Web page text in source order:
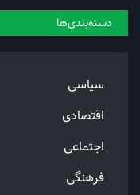
دسته‌بندی‌ها
سیاسی
اقتصادی
اجتماعی
فرهنگی